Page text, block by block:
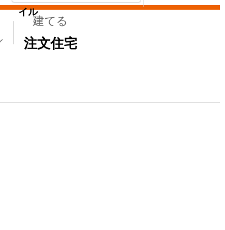
建てる
注文住宅
イル